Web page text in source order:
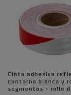
Cinta adhesiva
contorno blanca y
segmentos - rollo